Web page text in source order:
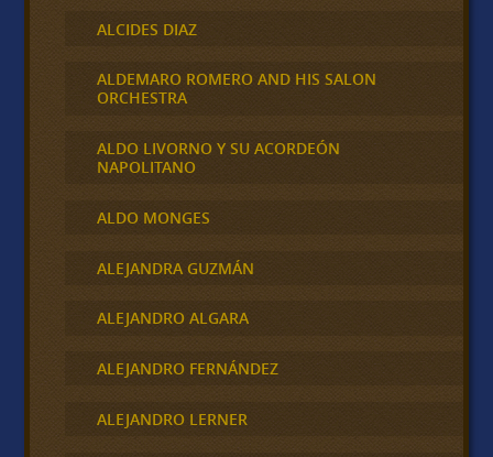
ALCIDES DIAZ
ALDEMARO ROMERO AND HIS SALON
ORCHESTRA
ALDO LIVORNO Y SU ACORDEÓN
NAPOLITANO
ALDO MONGES
ALEJANDRA GUZMÁN
ALEJANDRO ALGARA
ALEJANDRO FERNÁNDEZ
ALEJANDRO LERNER